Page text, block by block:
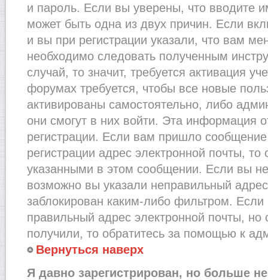
и пароль. Если вы уверены, что вводите
может быть одна из двух причин. Если
и вы при регистрации указали, что вам
необходимо следовать полученным
случай, то значит, требуется активация
форумах требуется, чтобы все новые
активированы самостоятельно, либо
они смогут в них войти. Эта информация
регистрации. Если вам пришло
регистрации адрес электронной почты, то
указанными в этом сообщении. Если вы
возможно вы указали неправильный
заблокирован каким-либо фильтром.
правильный адрес электронной почты, но
получили, то обратитесь за помощью к
Вернуться наверх
Я давно зарегистрирован, но больше